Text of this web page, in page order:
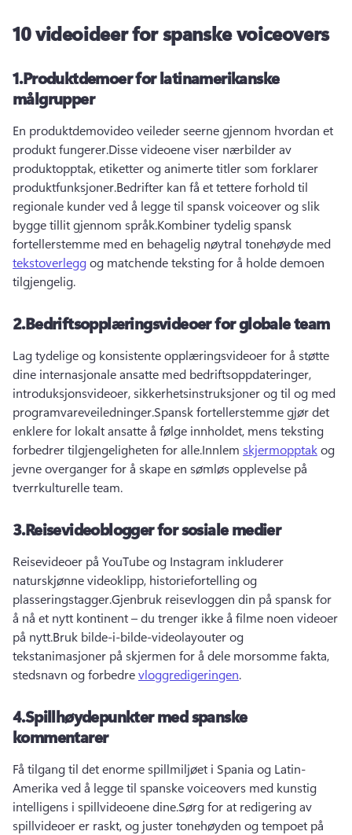
10 videoideer for spanske voiceovers
1.Produktdemoer for latinamerikanske
målgrupper
En produktdemovideo veileder seerne gjennom hvordan et
produkt fungerer.Disse videoene viser nærbilder av
produktopptak, etiketter og animerte titler som forklarer
produktfunksjoner.Bedrifter kan få et tettere forhold til
regionale kunder ved å legge til spansk voiceover og slik
bygge tillit gjennom språk.Kombiner tydelig spansk
fortellerstemme med en behagelig nøytral tonehøyde med
tekstoverlegg og matchende teksting for å holde demoen
tilgjengelig.
2.Bedriftsopplæringsvideoer for globale team
Lag tydelige og konsistente opplæringsvideoer for å støtte
dine internasjonale ansatte med bedriftsoppdateringer,
introduksjonsvideoer, sikkerhetsinstruksjoner og til og med
programvareveiledninger.Spansk fortellerstemme gjør det
enklere for lokalt ansatte å følge innholdet, mens teksting
forbedrer tilgjengeligheten for alle.Innlem skjermopptak og
jevne overganger for å skape en sømløs opplevelse på
tverrkulturelle team.
3.Reisevideoblogger for sosiale medier
Reisevideoer på YouTube og Instagram inkluderer
naturskjønne videoklipp, historiefortelling og
plasseringstagger.Gjenbruk reisevloggen din på spansk for
å nå et nytt kontinent – du trenger ikke å filme noen videoer
på nytt.Bruk bilde-i-bilde-videolayouter og
tekstanimasjoner på skjermen for å dele morsomme fakta,
stedsnavn og forbedre vloggredigeringen.
4.Spillhøydepunkter med spanske
kommentarer
Få tilgang til det enorme spillmiljøet i Spania og Latin-
Amerika ved å legge til spanske voiceovers med kunstig
intelligens i spillvideoene dine.Sørg for at redigering av
spillvideoer er raskt, og juster tonehøyden og tempoet på